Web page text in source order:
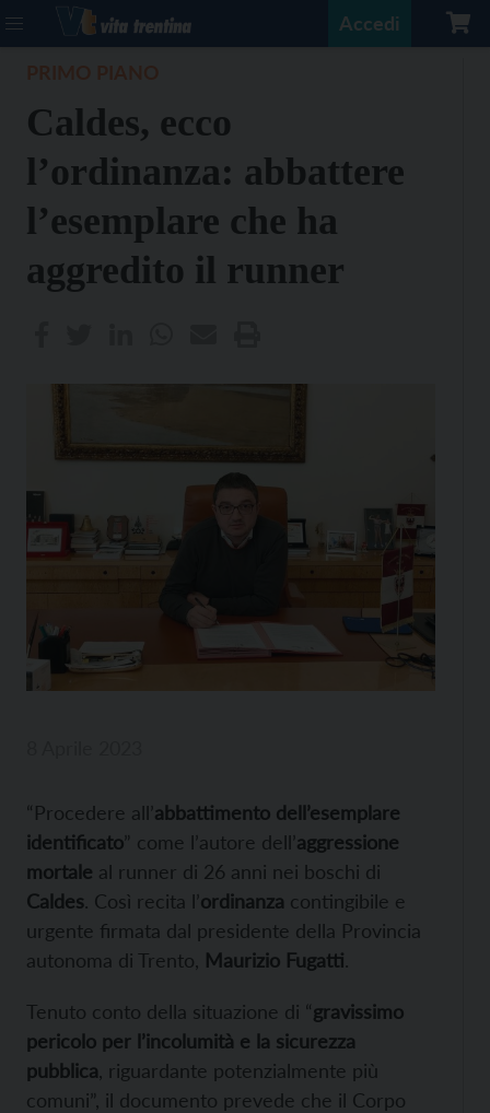
Accedi
Caldes, ecco
l’ordinanza: abbattere
l’esemplare che ha
aggredito il runner
“Procedere all’abbattimento dell’esemplare
identificato” come l’autore dell’aggressione
mortale al runner di 26 anni nei boschi di
Caldes. Così recita l’ordinanza contingibile e
urgente firmata dal presidente della Provincia
autonoma di Trento, Maurizio Fugatti.
Tenuto conto della situazione di “gravissimo
pericolo per l’incolumità e la sicurezza
pubblica , riguardante potenzialmente più
comuni”, il documento prevede che il Corpo